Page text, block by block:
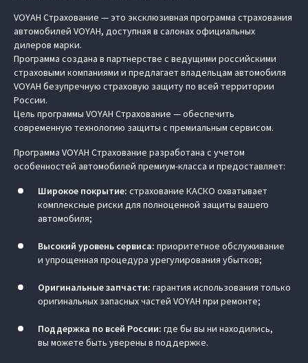
VOYAH Страхование — это эксклюзивная программа страхования
автомобилей VOYAH, доступная в салонах официальных
дилеров марки.
Программа создана в партнерстве с ведущими российскими
страховыми компаниями и предлагает владельцам автомобиля
VOYAH безупречную страховую защиту по всей территории
России.
Цель программы VOYAH Страхование — обеспечить
современную технологию защиты с премиальным сервисом.
Программа VOYAH Страхование разработана с учетом
особенностей автомобилей премиум-класса и предоставляет:
Широкое покрытие: страхование КАСКО охватывает
комплексные риски для полноценной защиты вашего
автомобиля;
Высокий уровень сервиса: приоритетное обслуживание
и упрощенная процедура урегулирования убытков;
Оригинальные запчасти: гарантия использования только
оригинальных запасных частей VOYAH при ремонте;
Поддержка по всей России: где бы вы ни находились,
вы можете быть уверены в поддержке.